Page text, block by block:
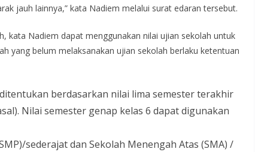
jauh lainnya,” kata Nadiem melalui surat edaran tersebut.
kata Nadiem dapat menggunakan nilai ujian sekolah untuk
yang belum melaksanakan ujian sekolah berlaku ketentuan
berdasarkan nilai lima semester terakhir
Nilai semester genap kelas 6 dapat digunakan
sederajat dan Sekolah Menengah Atas (SMA) /